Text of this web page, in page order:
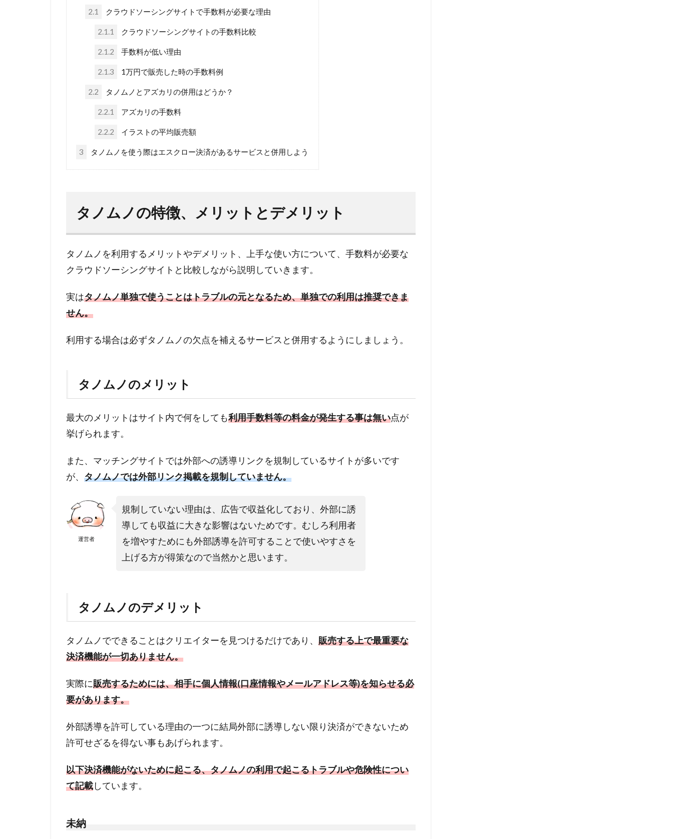
2.1 クラウドソーシングサイトで手数料が必要な理由
2.1.1 クラウドソーシングサイトの手数料比較
2.1.2 手数料が低い理由
2.1.3 1万円で販売した時の手数料例
2.2 タノムノとアズカリの併用はどうか？
2.2.1 アズカリの手数料
2.2.2 イラストの平均販売額
3 タノムノを使う際はエスクロー決済があるサービスと併用しよう
タノムノの特徴、メリットとデメリット
タノムノを利用するメリットやデメリット、上手な使い方について、手数料が必要な
クラウドソーシングサイトと比較しながら説明していきます。
実はタノムノ単独で使うことはトラブルの元となるため、単独での利用は推奨できま
せん。
利用する場合は必ずタノムノの欠点を補えるサービスと併用するようにしましょう。
タノムノのメリット
最大のメリットはサイト内で何をしても利用手数料等の料金が発生する事は無い点が
挙げられます。
また、マッチングサイトでは外部への誘導リンクを規制しているサイトが多いです
が、 タノムノでは外部リンク掲載を規制していません。
運営者
規制していない理由は、広告で収益化しており、外部に誘
導しても収益に大きな影響はないためです。むしろ利用者
を増やすためにも外部誘導を許可することで使いやすさを
上げる方が得策なので当然かと思います。
タノムノのデメリット
タノムノでできることはクリエイターを見つけるだけであり、 販売する上で最重要な
決済機能が一切ありません。
実際に販売するためには、相手に個人情報(口座情報やメールアドレス等)を知らせる必
要があります。
外部誘導を許可している理由の一つに結局外部に誘導しない限り決済ができないため
許可せざるを得ない事もあげられます。
以下決済機能がないために起こる、タノムノの利用で起こるトラブルや危険性につい
て記載しています。
未納